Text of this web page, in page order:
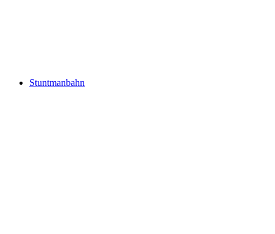
Stuntmanbahn